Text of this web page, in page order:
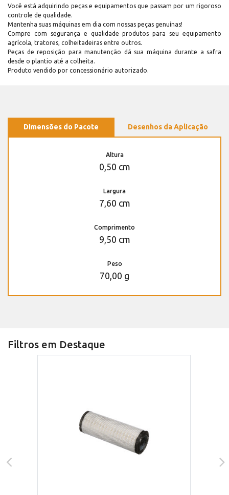
Você está adquirindo peças e equipamentos que passam por um rigoroso
controle de qualidade.
Mantenha suas máquinas em dia com nossas peças genuínas!
Compre com segurança e qualidade produtos para seu equipamento
agrícola, tratores, colheitadeiras entre outros.
Peças de reposição para manutenção dá sua máquina durante a safra
desde o plantio até a colheita.
Produto vendido por concessionário autorizado.
Dimensões do Pacote Desenhos da Aplicação
Altura
0,50 cm
Largura
7,60 cm
Comprimento
9,50 cm
Peso
70,00 g
Filtros em Destaque